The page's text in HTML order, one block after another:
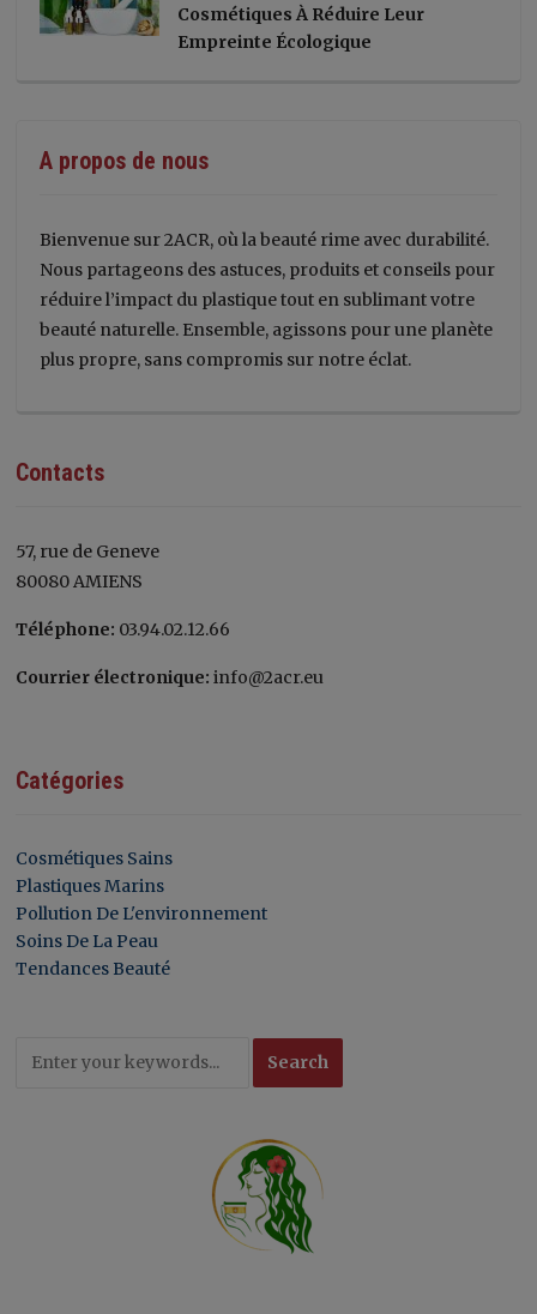
Cosmétiques À Réduire Leur
Empreinte Écologique
A propos de nous
Bienvenue sur 2ACR, où la beauté rime avec durabilité.
Nous partageons des astuces, produits et conseils pour
réduire l’impact du plastique tout en sublimant votre
beauté naturelle. Ensemble, agissons pour une planète
plus propre, sans compromis sur notre éclat.
Contacts
57, rue de Geneve
80080 AMIENS
Téléphone: 03.94.02.12.66
Courrier électronique: info@2acr.eu
Catégories
Cosmétiques Sains
Plastiques Marins
Pollution De L'environnement
Soins De La Peau
Tendances Beauté